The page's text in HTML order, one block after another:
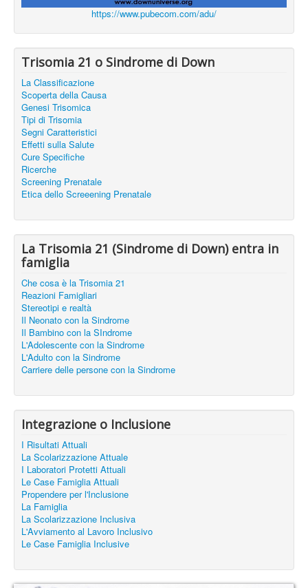
https://www.pubecom.com/adu/
Trisomia 21 o Sindrome di Down
La Classificazione
Scoperta della Causa
Genesi Trisomica
Tipi di Trisomia
Segni Caratteristici
Effetti sulla Salute
Cure Specifiche
Ricerche
Screening Prenatale
Etica dello Screeening Prenatale
La Trisomia 21 (Sindrome di Down) entra in
famiglia
Che cosa è la Trisomia 21
Reazioni Famigliari
Stereotipi e realtà
Il Neonato con la Sindrome
Il Bambino con la SIndrome
L'Adolescente con la Sindrome
L'Adulto con la Sindrome
Carriere delle persone con la Sindrome
Integrazione o Inclusione
I Risultati Attuali
La Scolarizzazione Attuale
I Laboratori Protetti Attuali
Le Case Famiglia Attuali
Propendere per l'Inclusione
La Famiglia
La Scolarizzazione Inclusiva
L'Avviamento al Lavoro Inclusivo
Le Case Famiglia Inclusive